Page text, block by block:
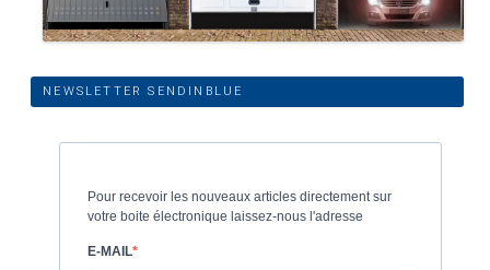
NEWSLETTER SENDINBLUE